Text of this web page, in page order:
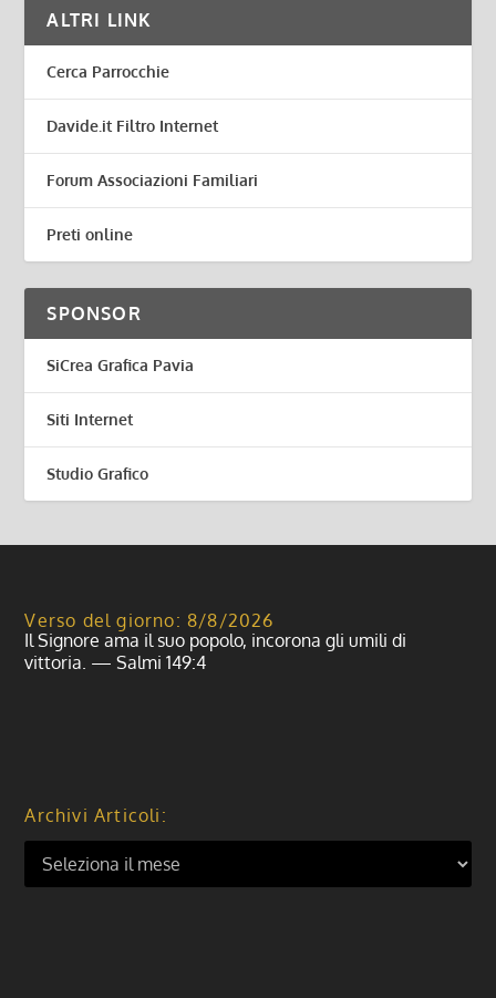
ALTRI LINK
Cerca Parrocchie
Davide.it Filtro Internet
Forum Associazioni Familiari
Preti online
SPONSOR
SiCrea Grafica Pavia
Siti Internet
Studio Grafico
Verso del giorno: 8/8/2026
Il Signore ama il suo popolo, incorona gli umili di
vittoria. — Salmi 149:4
Archivi Articoli: